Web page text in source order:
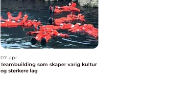
07. apr
Teambuilding som skaper varig kultur
og sterkere lag